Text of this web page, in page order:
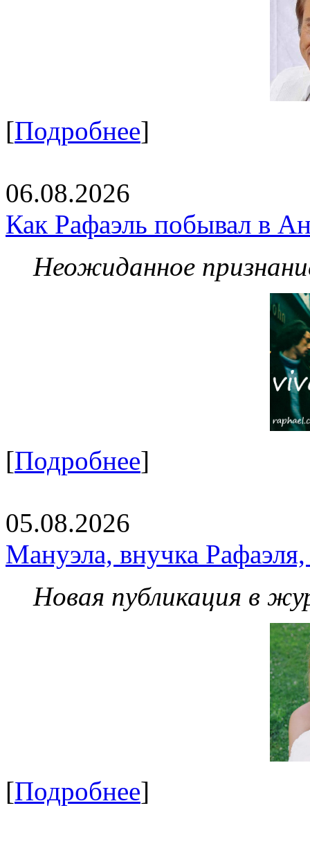
[Подробнее]
06.08.2026
Как Рафаэль побывал в
Неожиданное
[Подробнее]
05.08.2026
Мануэла, внучка
Новая публикация в
[Подробнее]